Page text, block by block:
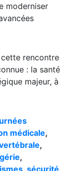
moderniser
rencontre
: la santé
majeur, à
médicale,
,
,
, sécurité